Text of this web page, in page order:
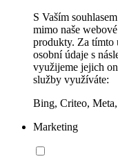
S Vaším
mimo naše
produkty. Za tímto
osobní údaje s
využijeme jejich
služby využíváte:
Bing, Criteo,
Marketing